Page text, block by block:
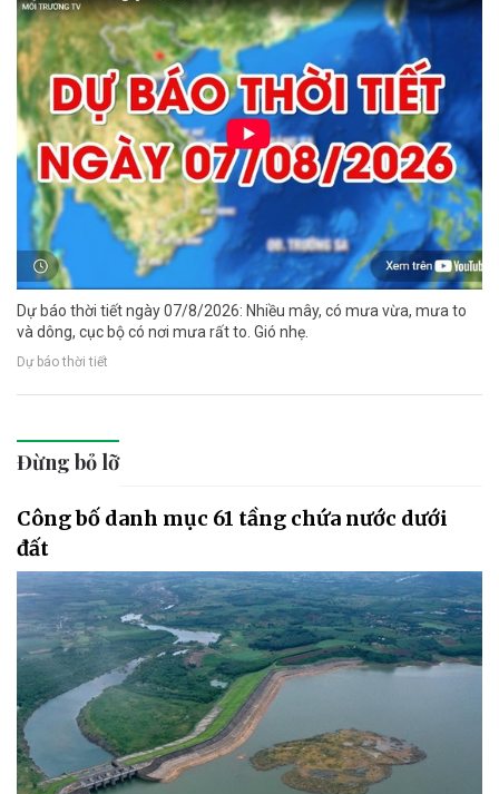
Dự báo thời tiết ngày 07/8/2026: Nhiều mây, có mưa vừa, mưa to
và dông, cục bộ có nơi mưa rất to. Gió nhẹ.
Dự báo thời tiết
Đừng bỏ lỡ
Công bố danh mục 61 tầng chứa nước dưới
đất